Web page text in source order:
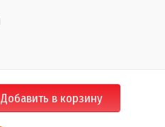
Добавить в корзину